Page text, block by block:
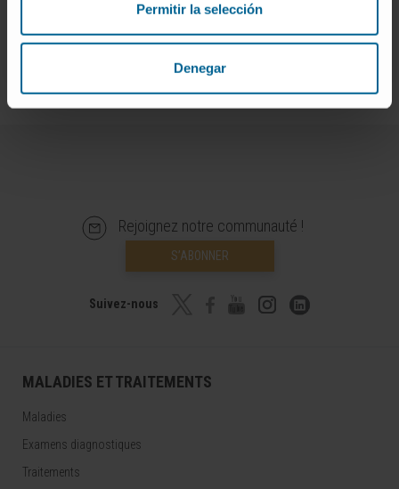
Permitir la selección
Denegar
World’s Best Smart Hospitals - Newsweek [ES]
Rejoignez notre communauté !
S’ABONNER
Suivez-nous
MALADIES ET TRAITEMENTS
Maladies
Examens diagnostiques
Traitements